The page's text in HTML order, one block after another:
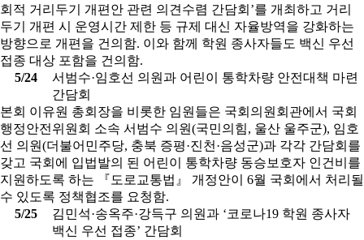
회적 거리두기 개편안 관련 의견수렴 간담회’를 개최하고 거리
두기 개편 시 운영시간 제한 등 규제 대신 자율방역을 강화하는
방향으로 개편을 건의함. 이와 함께 학원 종사자들도 백신 우선
접종 대상 포함을 건의함.
5/24
서범수·임호선 의원과 어린이 통학차량 안전대책 마련
간담회
본회 이유원 총회장을 비롯한 임원들은 국회의원회관에서 국회
행정안전위원회 소속 서범수 의원(국민의힘, 울산 울주군), 임호
선 의원(더불어민주당, 충북 증평·진천·음성군)과 각각 간담회를
갖고 국회에 입법발의 된 어린이 통학차량 동승보호자 인건비를
지원하도록 하는 『도로교통법』 개정안이 6월 국회에서 처리될
수 있도록 정책협조를 요청함.
5/25
김민석·송옥주·강득구 의원과 ‘코로나19 학원 종사자
백신 우선 접종’ 간담회